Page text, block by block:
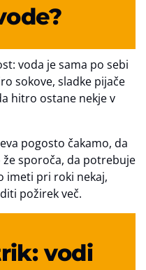
voda je sama po sebi
sokove, sladke pijače
hitro ostane nekje v
pogosto čakamo, da
sporoča, da potrebuje
imeti pri roki nekaj,
požirek več.
vodi